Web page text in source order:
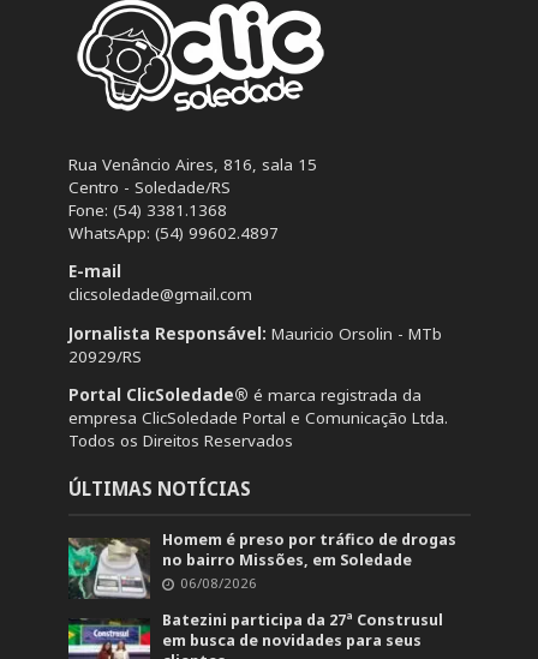
Rua Venâncio Aires, 816, sala 15
Centro - Soledade/RS
Fone: (54) 3381.1368
WhatsApp: (54) 99602.4897
E-mail
clicsoledade@gmail.com
Jornalista Responsável: Mauricio Orsolin - MTb
20929/RS
Portal ClicSoledade® é marca registrada da
empresa ClicSoledade Portal e Comunicação Ltda.
Todos os Direitos Reservados
ÚLTIMAS NOTÍCIAS
Homem é preso por tráfico de drogas
no bairro Missões, em Soledade
06/08/2026
Batezini participa da 27ª Construsul
em busca de novidades para seus